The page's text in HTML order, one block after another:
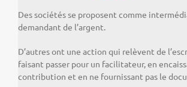
Des sociétés se proposent comme
demandant de l’argent.
D’autres ont une action qui relèvent de
faisant passer pour un facilitateur, en
contribution et en ne fournissant pas le